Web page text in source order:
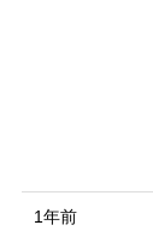
1年前